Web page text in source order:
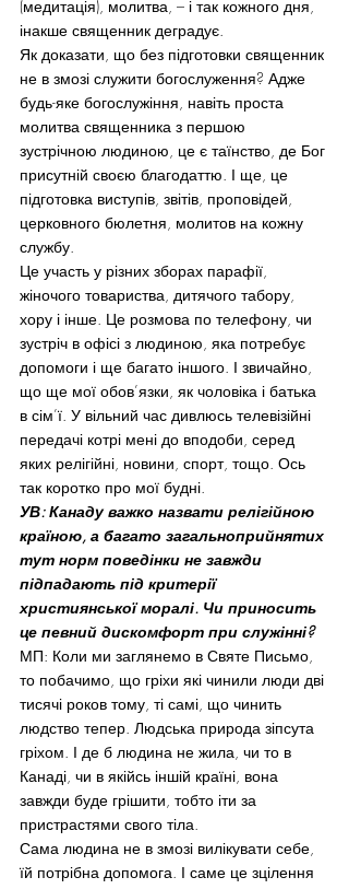
(медитація), молитва, – і так кожного дня,
інакше священник деградує.
Як доказати, що без підготовки священник
не в змозі служити богослуження? Адже
будь-яке богослужіння, навіть проста
молитва священника з першою
зустрічною людиною, це є таїнство, де Бог
присутній своєю благодаттю. І ще, це
підготовка виступів, звітів, проповідей,
церковного бюлетня, молитов на кожну
службу.
Це участь у різних зборах парафії,
жіночого товариства, дитячого табору,
хору і інше. Це розмова по телефону, чи
зустріч в офісі з людиною, яка потребує
допомоги і ще багато іншого. І звичайно,
що ще мої обов’язки, як чоловіка і батька
в сім’ї. У вільний час дивлюсь телевізійні
передачі котрі мені до вподоби, серед
яких релігійні, новини, спорт, тощо. Ось
так коротко про мої будні.
УВ: Канаду важко назвати релігійною
країною, а багато загальноприйнятих
тут норм поведінки не завжди
підпадають під критерії
християнської моралі. Чи приносить
це певний дискомфорт при служінні?
МП: Коли ми заглянемо в Святе Письмо,
то побачимо, що гріхи які чинили люди дві
тисячі роков тому, ті самі, що чинить
людство тепер. Людська природа зіпсута
гріхом. І де б людина не жила, чи то в
Канаді, чи в якійсь іншій країні, вона
завжди буде грішити, тобто іти за
пристрастями свого тіла.
Сама людина не в змозі вилікувати себе,
їй потрібна допомога. І саме це зцілення